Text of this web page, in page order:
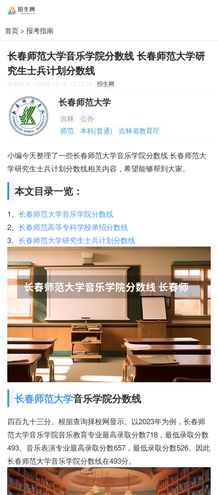
首页 > 报考指南
长春师范大学音乐学院分数线 长春师范大学研
究生士兵计划分数线
发布时间：2024-12-16 13:55:34 | 招生网
长春师范大学
吉林
公办
师范
本科(普通) 吉林省教育厅
小编今天整理了一些长春师范大学音乐学院分数线 长春师范大
学研究生士兵计划分数线相关内容，希望能够帮到大家。
本文目录一览：
1、 长春师范大学音乐学院分数线
2、 长春师范高等专科学校单招分数线
3、 长春师范大学研究生士兵计划分数线
长春师范大学音乐学院分数线
四百九十三分。根据查询择校网显示。以2023年为例，长春师
范大学音乐学院音乐教育专业最高录取分数718，最低录取分数
493。音乐表演专业最高录取分数657，最低录取分数526。因此
长春师范大学音乐学院分数线在493分。